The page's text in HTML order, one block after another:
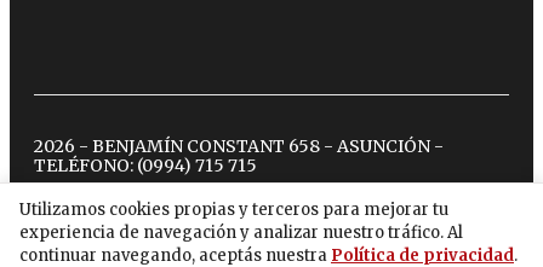
Utilizamos cookies propias y terceros para mejorar tu
experiencia de navegación y analizar nuestro tráfico. Al
continuar navegando, aceptás nuestra Política de privacidad.
2026 - BENJAMÍN CONSTANT 658 - ASUNCIÓN -
TELÉFONO: (0994) 715 715
twitterinstagram
facebook
tiktokyoutubespotify